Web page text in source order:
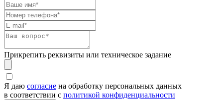
Прикрепить реквизиты или техническое задание
Я даю согласие на обработку персональных данных
в соответствии с политикой конфиденциальности